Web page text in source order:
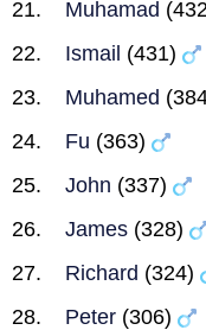
Muhamad
Ismail (431)
Muhamed
Fu (363)
John (337)
James (328)
Richard (324)
Peter (306)